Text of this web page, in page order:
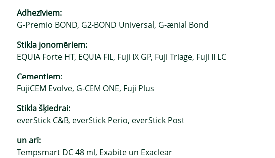
Adhezīviem:
G-Premio BOND, G2-BOND Universal, G-ænial Bond
Stikla jonomēriem:
EQUIA Forte HT, EQUIA FIL, Fuji IX GP, Fuji Triage, Fuji II LC
Cementiem:
FujiCEM Evolve, G-CEM ONE, Fuji Plus
Stikla šķiedrai:
everStick C&B, everStick Perio, everStick Post
un arī:
Tempsmart DC 48 ml, Exabite un Exaclear